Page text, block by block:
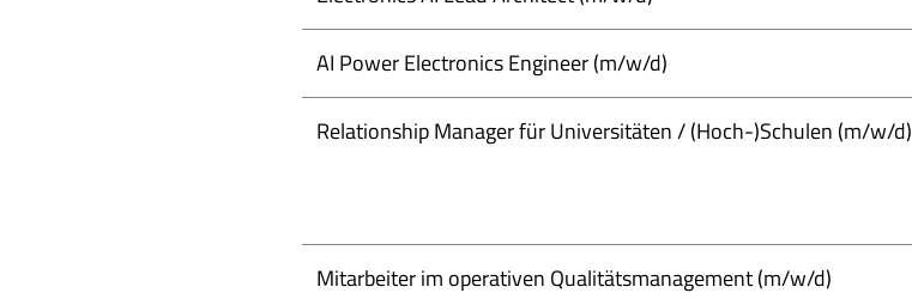
AI Power Electronics Engineer (m/w/d)
Relationship Manager für Universitäten / (Hoch-)Schulen (m/w/d)
Mitarbeiter im operativen Qualitätsmanagement (m/w/d)